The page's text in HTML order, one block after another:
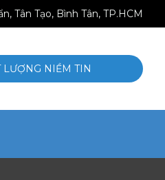
Tân Tạo, Bình Tân, TP.HCM
LƯỢNG NIỀM TIN